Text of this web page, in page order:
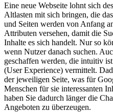
Eine neue Webseite lohnt sich
Altlasten mit sich bringen, die
und Seiten werden von Anfang
Attributen versehen, damit die
Inhalte es sich handelt. Nur so
wenn Nutzer danach suchen.
geschaffen werden, die intuitiv
(User Experience) vermittelt.
der jeweiligen Seite, was für
Menschen für sie interessanten
haben Sie dadurch länger die
Angeboten zu überzeugen.